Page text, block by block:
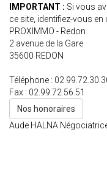
IMPORTANT : Si vous
ce site, identifiez-vous en
PROXIMMO - Redon
2 avenue de la Gare
35600 REDON
Téléphone :
Fax : 02.99.72.56.51
Nos honoraires
Aude HALNA